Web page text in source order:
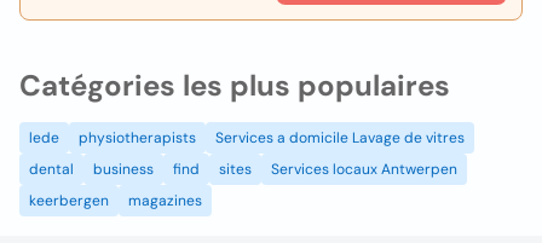
Catégories les plus populaires
lede physiotherapists
Services a domicile Lavage de vitres
dental
business find sites
Services locaux Antwerpen
keerbergen
magazines